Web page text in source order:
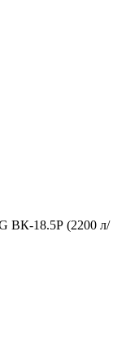
ВК-18.5Р (2200 л/